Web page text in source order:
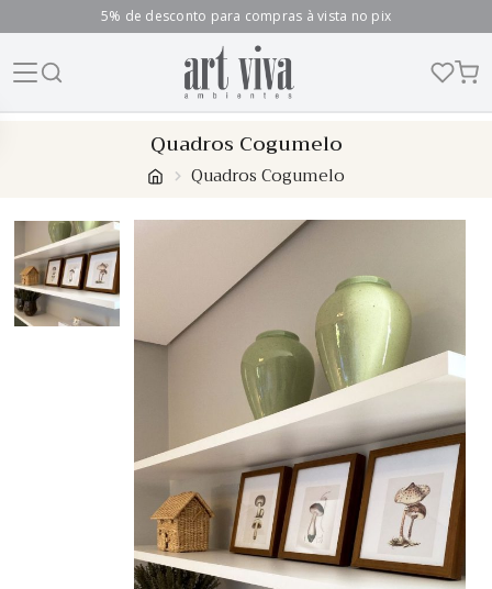
5% de desconto para compras à vista no pix
Quadros Cogumelo
Quadros Cogumelo